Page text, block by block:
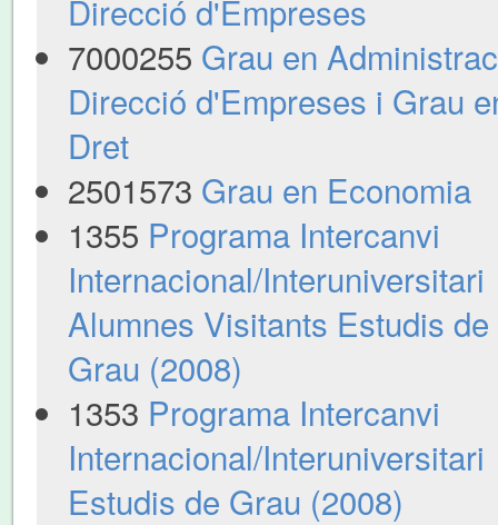
Direcció d'Empreses
7000255 Grau en
Direcció d'Empreses i Grau
Dret
2501573 Grau en Economia
1355 Programa Intercanvi
Internacional/Interuniversitari
Alumnes Visitants Estudis de
Grau (2008)
1353 Programa Intercanvi
Internacional/Interuniversitari
Estudis de Grau (2008)